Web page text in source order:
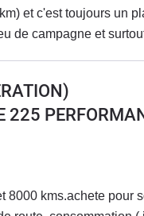
et c'est toujours un
de campagne et
fluide... Et au
assez
suis à 5,6L/100 au
modèle il me semble.
fermes en
225
8000 kms.achete pour